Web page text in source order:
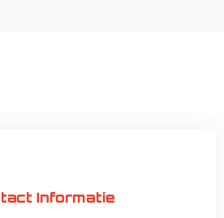
Informatie